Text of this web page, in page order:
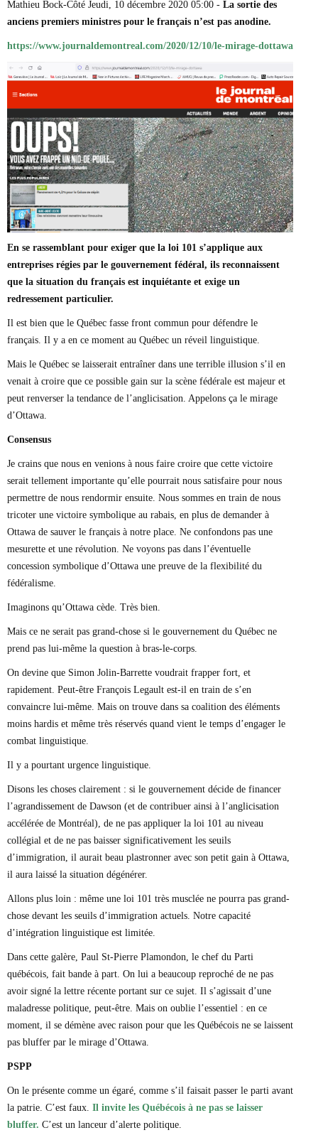
Marie-Eve Doyon
Mathieu Bock Côté
Normand Lester
Philippe Léger
Pierre Martin
Richard Béliveau
Richard Martineau
Réjean Parent
Steve E. Fortin
Sophie Durocher
Thomas Mulcair
Véronyque Tremblay
Mathieu Bock-Côté Jeudi, 10 décembre 2020 05:00 - La sortie des
anciens premiers ministres pour le français n’est pas anodine.
https://www.journaldemontreal.com/2020/12/10/le-mirage-dottawa
En se rassemblant pour exiger que la loi 101 s’applique aux
entreprises régies par le gouvernement fédéral, ils reconnaissent
que la situation du français est inquiétante et exige un
redressement particulier.
Il est bien que le Québec fasse front commun pour défendre le
français. Il y a en ce moment au Québec un réveil linguistique.
Mais le Québec se laisserait entraîner dans une terrible illusion s’il en
venait à croire que ce possible gain sur la scène fédérale est majeur et
peut renverser la tendance de l’anglicisation. Appelons ça le mirage
d’Ottawa.
Consensus
Je crains que nous en venions à nous faire croire que cette victoire
serait tellement importante qu’elle pourrait nous satisfaire pour nous
permettre de nous rendormir ensuite. Nous sommes en train de nous
tricoter une victoire symbolique au rabais, en plus de demander à
Ottawa de sauver le français à notre place. Ne confondons pas une
mesurette et une révolution. Ne voyons pas dans l’éventuelle
concession symbolique d’Ottawa une preuve de la flexibilité du
fédéralisme.
Imaginons qu’Ottawa cède. Très bien.
Mais ce ne serait pas grand-chose si le gouvernement du Québec ne
prend pas lui-même la question à bras-le-corps.
On devine que Simon Jolin-Barrette voudrait frapper fort, et
rapidement. Peut-être François Legault est-il en train de s’en
convaincre lui-même. Mais on trouve dans sa coalition des éléments
moins hardis et même très réservés quand vient le temps d’engager le
combat linguistique.
Il y a pourtant urgence linguistique.
Disons les choses clairement : si le gouvernement décide de financer
l’agrandissement de Dawson (et de contribuer ainsi à l’anglicisation
accélérée de Montréal), de ne pas appliquer la loi 101 au niveau
collégial et de ne pas baisser significativement les seuils
d’immigration, il aurait beau plastronner avec son petit gain à Ottawa,
il aura laissé la situation dégénérer.
Allons plus loin : même une loi 101 très musclée ne pourra pas grand-
chose devant les seuils d’immigration actuels. Notre capacité
d’intégration linguistique est limitée.
Dans cette galère, Paul St-Pierre Plamondon, le chef du Parti
québécois, fait bande à part. On lui a beaucoup reproché de ne pas
avoir signé la lettre récente portant sur ce sujet. Il s’agissait d’une
maladresse politique, peut-être. Mais on oublie l’essentiel : en ce
moment, il se démène avec raison pour que les Québécois ne se laissent
pas bluffer par le mirage d’Ottawa.
PSPP
On le présente comme un égaré, comme s’il faisait passer le parti avant
la patrie. C’est faux. Il invite les Québécois à ne pas se laisser
bluffer. C’est un lanceur d’alerte politique.